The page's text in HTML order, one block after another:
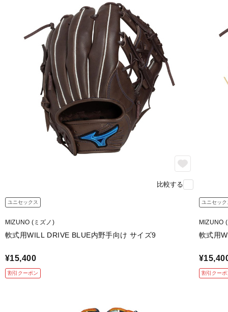
比較する
ユニセックス
MIZUNO (ミズノ)
軟式用WILL DRIVE BLUE内野手向け サイズ9
¥15,400
割引クーポン
ユニセック
MIZUNO
軟式用
割引クーポ